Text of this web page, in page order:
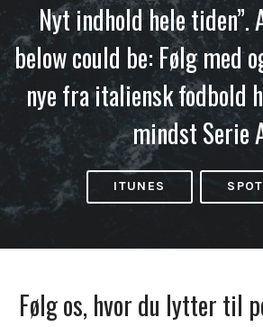
Nyt indhold hele tiden”.
below could be: Følg med
nye fra italiensk fodbold
mindst Serie
ITUNES
Følg os, hvor du lytter til